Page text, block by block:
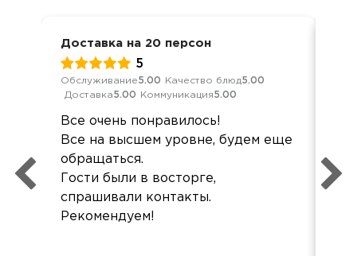
Доставка на 20 персон
5
Обслуживание5.00 Качество блюд5.00
Доставка5.00 Коммуникация5.00
Все очень понравилось!
Все на высшем уровне, будем еще
обращаться.
Гости были в восторге,
спрашивали контакты.
Рекомендуем!